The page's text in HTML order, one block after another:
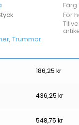
Färg
För
, Trummor
186,25 kr
436,25 kr
548,75 kr